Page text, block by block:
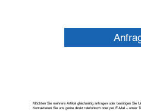
Möchten Sie mehrere Artikel gleichzeitig anfragen oder benötigen Sie
Kontaktieren Sie uns gerne direkt telefonisch oder per E-Mail – unser